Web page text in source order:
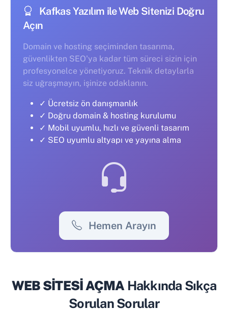
Kafkas Yazılım ile Web Sitenizi Doğru
Açın
Domain ve hosting seçiminden tasarıma,
güvenlikten SEO'ya kadar tüm süreci sizin için
profesyonelce yönetiyoruz. Teknik detaylarla
siz uğraşmayın, işinize odaklanın.
✓ Ücretsiz ön danışmanlık
✓ Doğru domain & hosting kurulumu
✓ Mobil uyumlu, hızlı ve güvenli tasarım
✓ SEO uyumlu altyapı ve yayına alma
Hemen Arayın
WEB SİTESİ AÇMA Hakkında Sıkça
Sorulan Sorular